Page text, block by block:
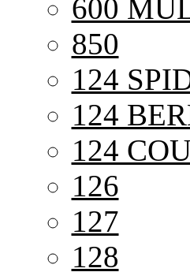
600
850
124
124
124
126
127
128